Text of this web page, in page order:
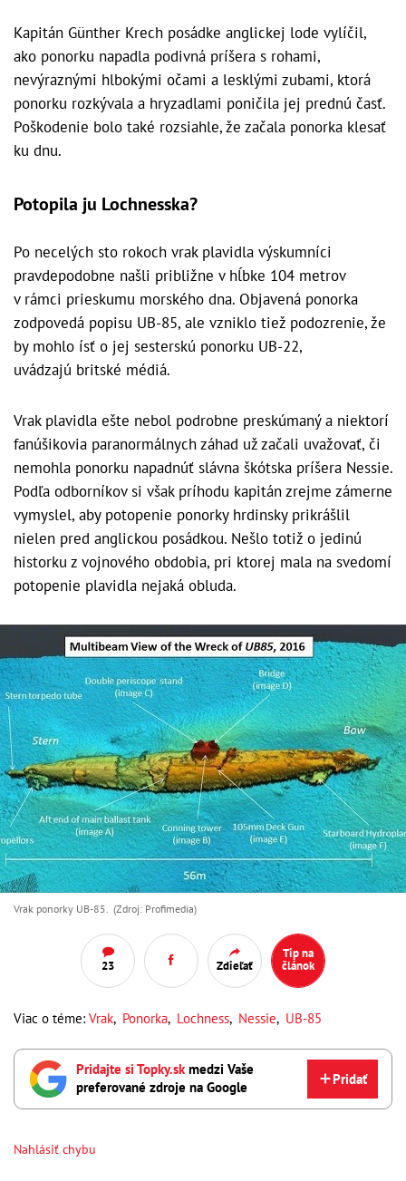
Kapitán Günther Krech posádke anglickej lode vylíčil,
ako ponorku napadla podivná príšera s rohami,
nevýraznými hlbokými očami a lesklými zubami, ktorá
ponorku rozkývala a hryzadlami poničila jej prednú časť.
Poškodenie bolo také rozsiahle, že začala ponorka klesať
ku dnu.
Potopila ju Lochnesska?
Po necelých sto rokoch vrak plavidla výskumníci
pravdepodobne našli približne v hĺbke 104 metrov
v rámci prieskumu morského dna. Objavená ponorka
zodpovedá popisu UB-85, ale vzniklo tiež podozrenie, že
by mohlo ísť o jej sesterskú ponorku UB-22,
uvádzajú britské médiá.
Vrak plavidla ešte nebol podrobne preskúmaný a niektorí
fanúšikovia paranormálnych záhad už začali uvažovať, či
nemohla ponorku napadnúť slávna škótska príšera Nessie.
Podľa odborníkov si však príhodu kapitán zrejme zámerne
vymyslel, aby potopenie ponorky hrdinsky prikrášlil
nielen pred anglickou posádkou. Nešlo totiž o jedinú
historku z vojnového obdobia, pri ktorej mala na svedomí
potopenie plavidla nejaká obluda.
Vrak ponorky UB-85. (Zdroj: Profimedia)
23 Zdieľať
Tip na
článok
Viac o téme: Vrak, Ponorka, Lochness, Nessie, UB-85
Pridajte si Topky.skmedzi Vaše
preferované zdroje na Google
Pridať
Nahlásiť chybu